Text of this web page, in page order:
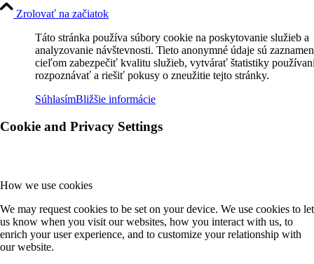
Zrolovať na začiatok
Táto stránka používa súbory cookie na poskytovanie služieb a
analyzovanie návštevnosti. Tieto anonymné údaje sú
cieľom zabezpečiť kvalitu služieb, vytvárať štatistiky
rozpoznávať a riešiť pokusy o zneužitie tejto stránky.
SúhlasímBližšie informácie
Cookie and Privacy Settings
How we use cookies
We may request cookies to be set on your device. We use cookies to let
us know when you visit our websites, how you interact with us, to
enrich your user experience, and to customize your relationship with
our website.